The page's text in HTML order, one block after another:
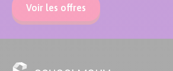
Voir les offres